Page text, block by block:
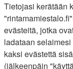
Tietojasi kerätään
evästeitä, jotka
ladataan
kaksi evästettä
(jälkeenpäin